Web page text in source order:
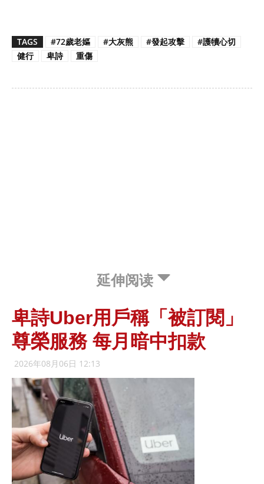
TAGS #72歲老嫗 #大灰熊 #發起攻擊
#護犢心切
健行
卑詩 重傷
延伸阅读
卑詩Uber用戶稱「被訂閱」
尊榮服務 每月暗中扣款
2026年08月06日 12:13